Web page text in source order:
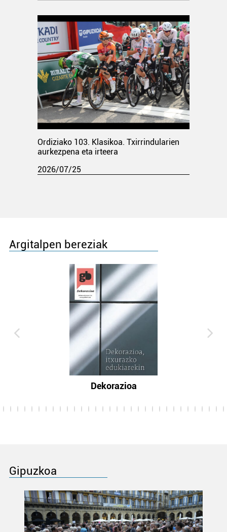
Ordiziako 103. Klasikoa. Txirrindularien
aurkezpena eta irteera
2026/07/25
Argitalpen bereziak
Dekorazioa
Gipuzkoa